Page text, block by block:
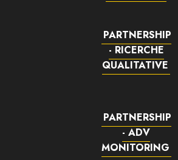
PARTNERSHIP
- RICERCHE
QUALITATIVE
PARTNERSHIP
- ADV
MONITORING